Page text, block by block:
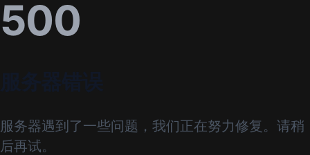
500
服务器遇到了一些问题，我们正在努力修复。请稍
后再试。